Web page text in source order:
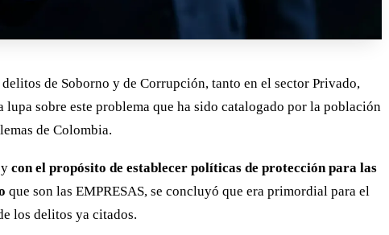
de Soborno y de Corrupción, tanto en el sector Privado,
lupa sobre este problema que ha sido catalogado por la población
de Colombia.
con el propósito de establecer políticas de protección para las
que son las EMPRESAS, se concluyó que era primordial para el
los delitos ya citados.